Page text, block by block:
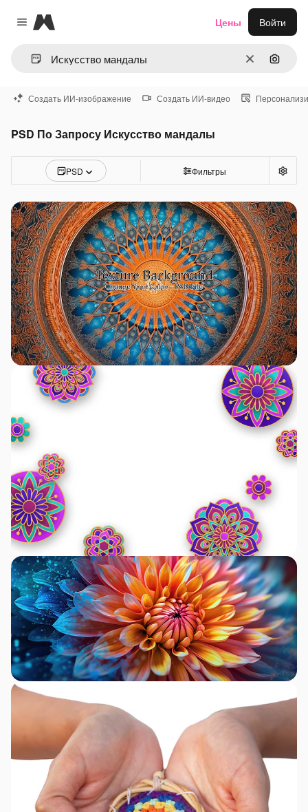
Close menu
Magnific
ОчиститьПоиск
Цены Войти
Создать ИИ-изображение Создать ИИ-видео
PSD По Запросу Искусство мандалы
PSD Фильтры